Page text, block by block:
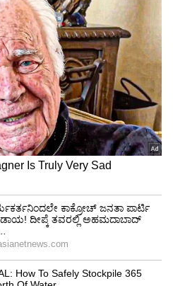
ಮೀರಿದ ಸುಧಾರಿತ
Nexon.ev ಇಡೀ
EV ಜಾಗದಲ್ಲಿ
ಇಂಚು) ಅಲ್ಟ್ರಾ-ಹೈ